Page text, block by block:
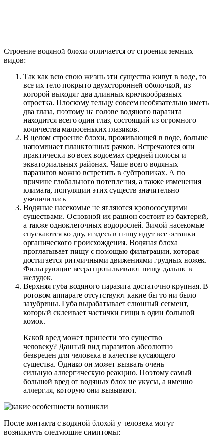
Строение водяной блохи отличается от строения земных
видов:
Так как всю свою жизнь эти существа живут в воде, то
все их тело покрыто двухсторонней оболочкой, из
которой выходят два длинных крючкообразных
отростка. Плоскому тельцу совсем необязательно иметь
два глаза, поэтому на голове водяного паразита
находится всего один глаз, состоящий из огромного
количества малюсеньких глазиков.
В целом строение блохи, проживающей в воде, больше
напоминает планктонных рачков. Встречаются они
практически во всех водоемах средней полосы и
экваториальных районах. Чаще всего водяных
паразитов можно встретить в субтропиках. А по
причине глобального потепления, а также изменения
климата, популяции этих существ значительно
увеличились.
Водяные насекомые не являются кровососущими
существами. Основной их рацион состоит из бактерий,
а также одноклеточных водорослей. Зимой насекомые
спускаются ко дну, и здесь в пищу идут все останки
органического происхождения. Водяная блоха
проглатывает пищу с помощью фильтрации, которая
достигается ритмичными движениями грудных ножек.
Фильтрующие веера проталкивают пищу дальше в
желудок.
Верхняя губа водяного паразита достаточно крупная. В
ротовом аппарате отсутствуют какие бы то ни было
зазубрины. Губа вырабатывает слюнный сегмент,
который склеивает частички пищи в один большой
комок.
Какой вред может принести это существо
человеку? Данный вид паразитов абсолютно
безвреден для человека в качестве кусающего
существа. Однако он может вызвать очень
сильную аллергическую реакцию. Поэтому самый
большой вред от водяных блох не укусы, а именно
аллергия, которую они вызывают.
После контакта с водяной блохой у человека могут
возникнуть следующие симптомы: